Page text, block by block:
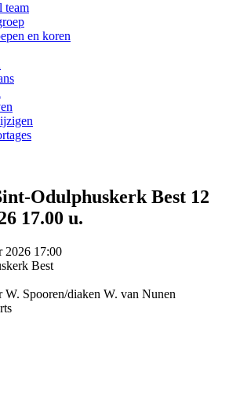
team
en koren
Odulphuskerk Best 12
17.00 u.
2026 17:00
Best
W. Spooren/diaken W. van Nunen